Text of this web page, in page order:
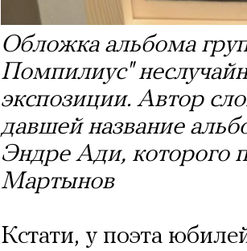
Обложка альбома
Помпилиус"
экспозиции. Автор
давшей название
Эндре Ади, которого
Мартынов
Кстати, у поэта